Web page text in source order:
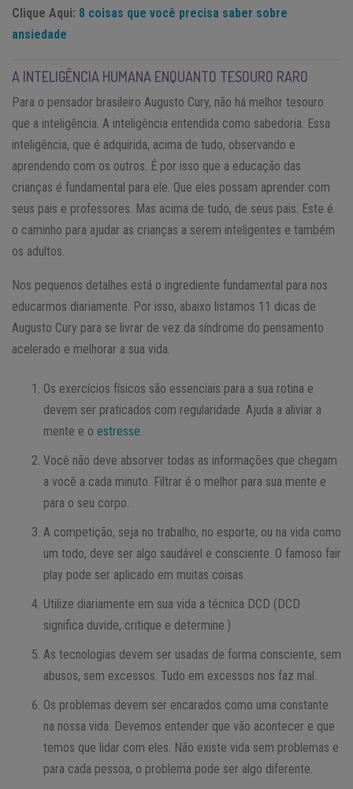
Clique Aqui: 8 coisas que você precisa saber sobre
ansiedade
A INTELIGÊNCIA HUMANA ENQUANTO TESOURO RARO
Para o pensador brasileiro Augusto Cury, não há melhor tesouro
que a inteligência. A inteligência entendida como sabedoria. Essa
inteligência, que é adquirida, acima de tudo, observando e
aprendendo com os outros. É por isso que a educação das
crianças é fundamental para ele. Que eles possam aprender com
seus pais e professores. Mas acima de tudo, de seus pais. Este é
o caminho para ajudar as crianças a serem inteligentes e também
os adultos.
Nos pequenos detalhes está o ingrediente fundamental para nos
educarmos diariamente. Por isso, abaixo listamos 11 dicas de
Augusto Cury para se livrar de vez da síndrome do pensamento
acelerado e melhorar a sua vida.
Os exercícios físicos são essenciais para a sua rotina e
devem ser praticados com regularidade. Ajuda a aliviar a
mente e o estresse
Você não deve absorver todas as informações que chegam
a você a cada minuto. Filtrar é o melhor para sua mente e
para o seu corpo.
A competição, seja no trabalho, no esporte, ou na vida como
um todo, deve ser algo saudável e consciente. O famoso fair
play pode ser aplicado em muitas coisas.
Utilize diariamente em sua vida a técnica DCD (DCD
significa duvide, critique e determine.)
As tecnologias devem ser usadas de forma consciente, sem
abusos, sem excessos. Tudo em excessos nos faz mal.
Os problemas devem ser encarados como uma constante
na nossa vida. Devemos entender que vão acontecer e que
temos que lidar com eles. Não existe vida sem problemas e
para cada pessoa, o problema pode ser algo diferente.